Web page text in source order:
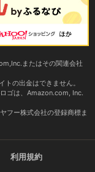
またはその関連会社
の出金はできません。
ゴは、Amazon.com, Inc.
フー株式会社の登録商標ま
利用規約